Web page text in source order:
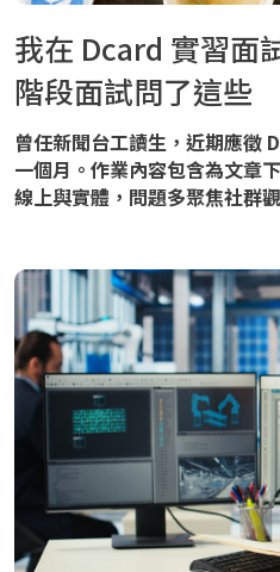
我在 Dcard 實習面
階段面試問了這些
曾任新聞台工讀生，近期應徵
一個月。作業內容包含為文章
線上與實體，問題多聚焦社群